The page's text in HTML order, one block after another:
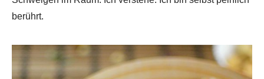
berührt.